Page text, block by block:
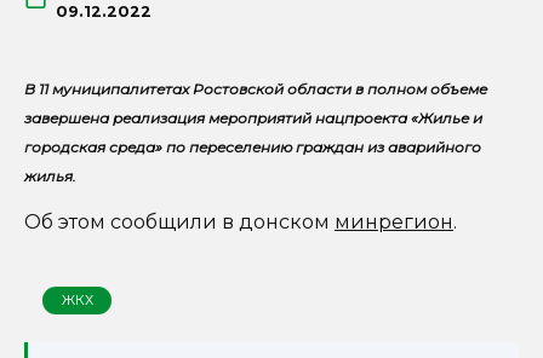
09.12.2022
В 11 муниципалитетах Ростовской области в полном объеме
завершена реализация мероприятий нацпроекта «Жилье и
городская среда» по переселению граждан из аварийного
жилья.
Об этом сообщили в донском минрегион.
ЖКХ